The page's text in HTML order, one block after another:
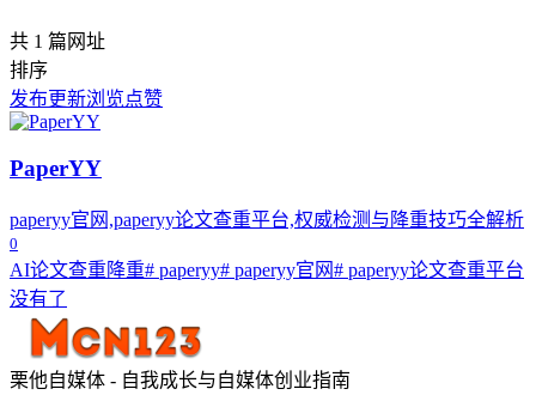
共 1 篇网址
排序
发布更新浏览点赞
PaperYY
paperyy官网,paperyy论文查重平台,权威检测与降重技巧全解析
0
AI论文查重降重# paperyy# paperyy官网# paperyy论文查重平台
没有了
栗他自媒体 - 自我成长与自媒体创业指南